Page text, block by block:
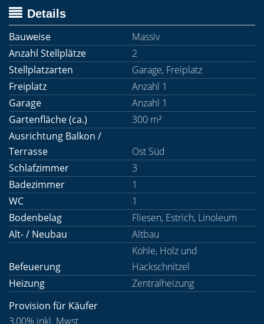
Details
Bauweise
Massiv
Anzahl Stellplätze
2
Stellplatzarten
Garage, Freiplatz
Freiplatz
Anzahl 1
Garage
Anzahl 1
Gartenfläche (ca.)
300 m²
Ausrichtung Balkon /
Terrasse
Ost Süd
Schlafzimmer
3
Badezimmer
1
WC
1
Bodenbelag
Fliesen, Estrich, Linoleum
Alt- / Neubau
Altbau
Befeuerung
Kohle, Holz und
Hackschnitzel
Heizung
Zentralheizung
Provision für Käufer
3,00% inkl. Mwst.